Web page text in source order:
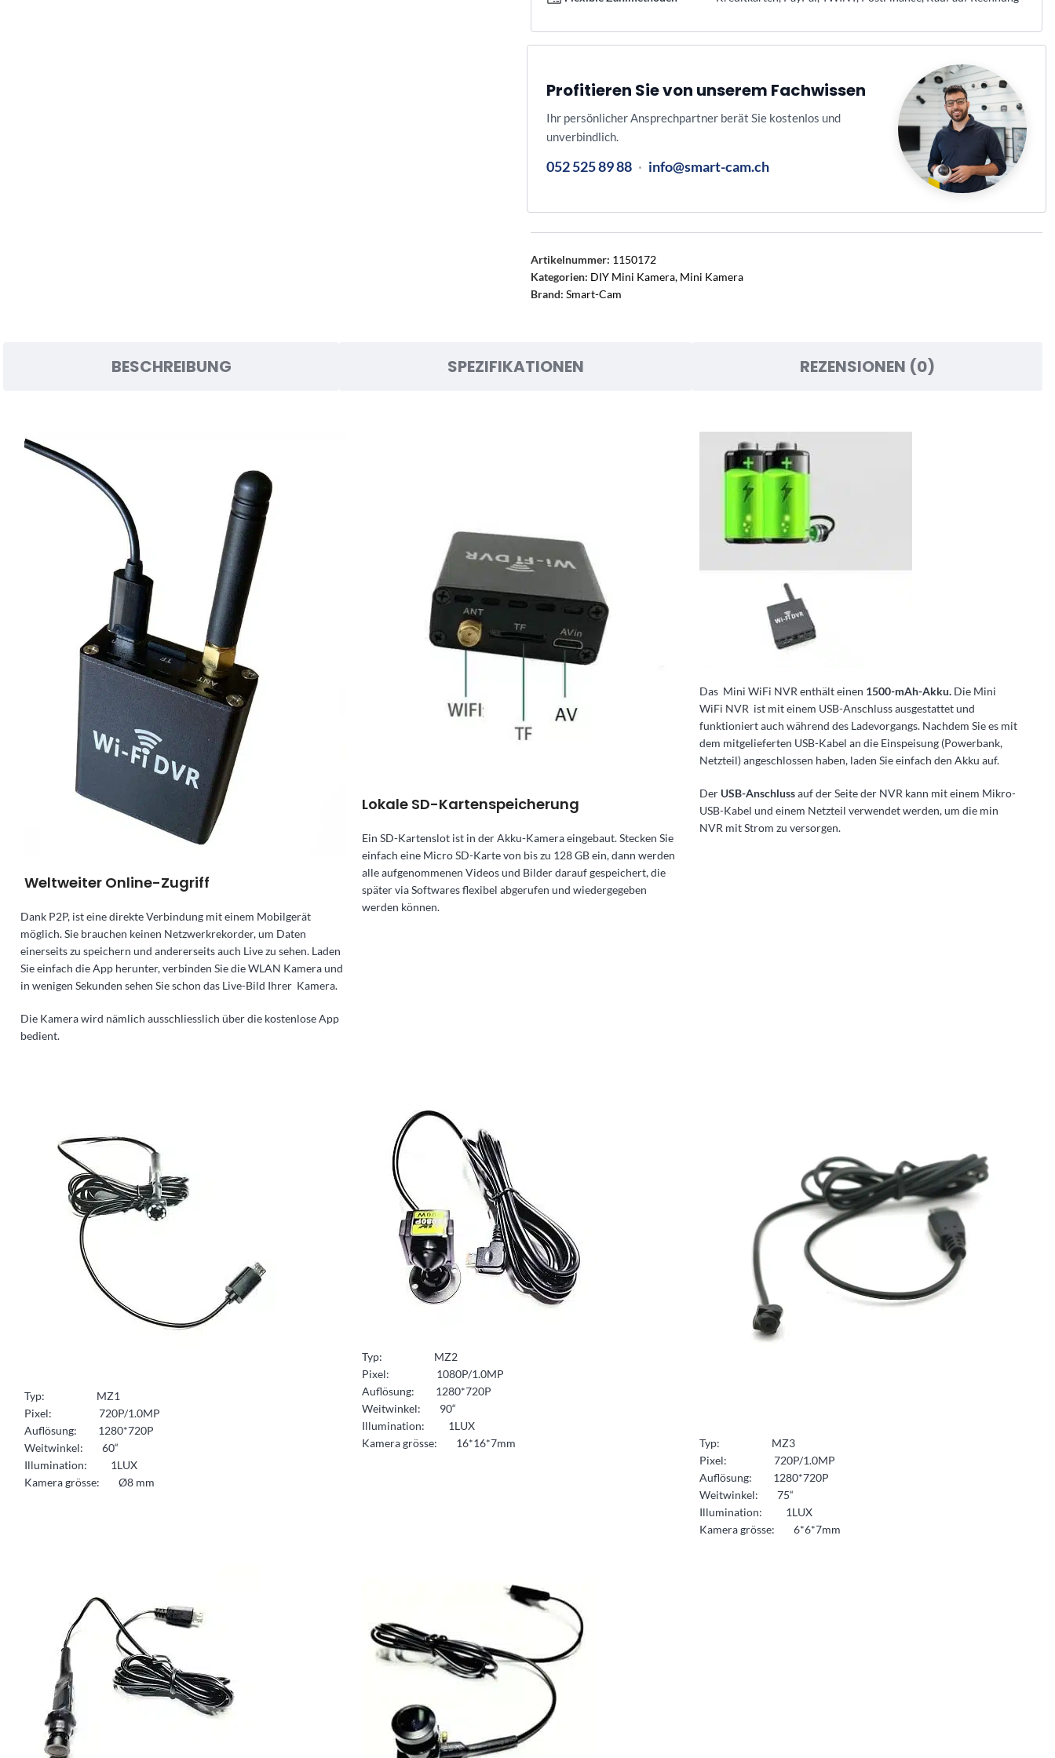
Profitieren Sie von unserem Fachwissen
Ihr persönlicher Ansprechpartner berät Sie kostenlos und
unverbindlich.
052 525 89 88 · info@smart-cam.ch
Artikelnummer: 1150172
Kategorien: DIY Mini Kamera, Mini Kamera
Brand: Smart-Cam
BESCHREIBUNG SPEZIFIKATIONEN REZENSIONEN (0)
Weltweiter Online-Zugriff
Dank P2P, ist eine direkte Verbindung mit einem Mobilgerät
möglich. Sie brauchen keinen Netzwerkrekorder, um Daten
einerseits zu speichern und andererseits auch Live zu sehen. Laden
Sie einfach die App herunter, verbinden Sie die WLAN Kamera und
in wenigen Sekunden sehen Sie schon das Live-Bild Ihrer Kamera.
Die Kamera wird nämlich ausschliesslich über die kostenlose App
bedient.
Lokale SD-Kartenspeicherung
Ein SD-Kartenslot ist in der Akku-Kamera eingebaut. Stecken Sie
einfach eine Micro SD-Karte von bis zu 128 GB ein, dann werden
alle aufgenommenen Videos und Bilder darauf gespeichert, die
später via Softwares flexibel abgerufen und wiedergegeben
werden können.
Das Mini WiFi NVR enthält einen 1500-mAh-Akku. Die Mini
WiFi NVR ist mit einem USB-Anschluss ausgestattet und
funktioniert auch während des Ladevorgangs. Nachdem Sie es mit
dem mitgelieferten USB-Kabel an die Einspeisung (Powerbank,
Netzteil) angeschlossen haben, laden Sie einfach den Akku auf.
Der USB-Anschlussauf der Seite der NVR kann mit einem Mikro-
USB-Kabel und einem Netzteil verwendet werden, um die min
NVR mit Strom zu versorgen.
Typ: MZ1
Pixel: 720P/1.0MP
Auflösung: 1280*720P
Weitwinkel: 60“
Illumination: 1LUX
Kamera grösse: Ø8 mm
Typ: MZ2
Pixel: 1080P/1.0MP
Auflösung: 1280*720P
Weitwinkel: 90“
Illumination: 1LUX
Kamera grösse: 16*16*7mm
Typ: MZ3
Pixel: 720P/1.0MP
Auflösung: 1280*720P
Weitwinkel: 75“
Illumination: 1LUX
Kamera grösse: 6*6*7mm